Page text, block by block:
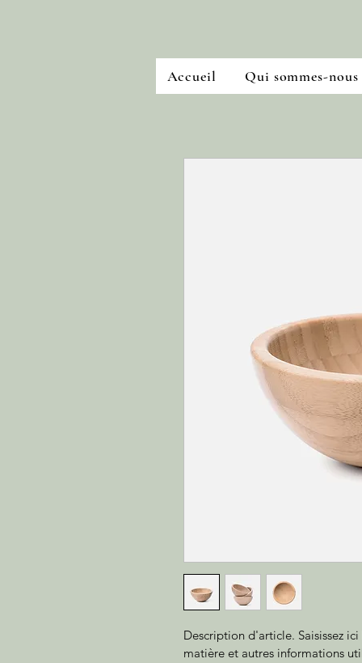
Description d'article. Saisissez
matière et autres informations
Accueil Qui sommes-nous